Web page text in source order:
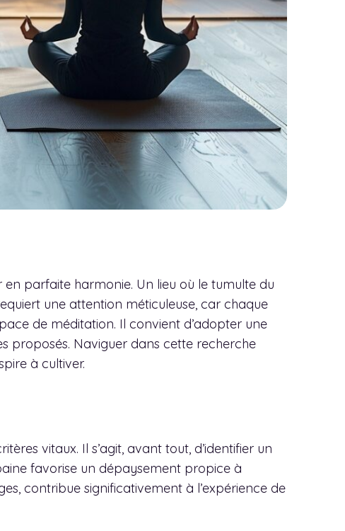
en parfaite harmonie. Un lieu où le tumulte du
une attention méticuleuse, car chaque
de méditation. Il convient d’adopter une
proposés. Naviguer dans cette recherche
à cultiver.
vitaux. Il s’agit, avant tout, d’identifier un
favorise un dépaysement propice à
contribue significativement à l’expérience de